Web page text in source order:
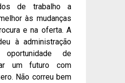
de trabalho a
às mudanças
e na oferta. A
à administração
de
um futuro com
Não correu bem